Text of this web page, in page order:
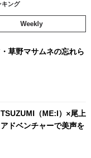
キング
Weekly
草野マサムネの忘れら
（ME:I）×尾上
ドベンチャーで美声を